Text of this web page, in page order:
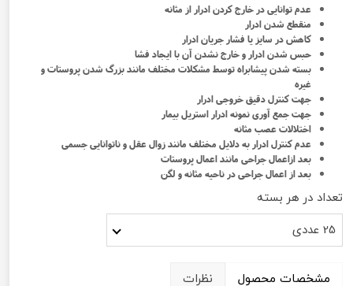
عدم توانایی در خارج کردن ادرار از مثانه
منقطع شدن ادرار
کاهش در سایز یا فشار جریان ادرار
حبس شدن ادرار و خارج نشدن آن با ایجاد فشا
بسته شدن پیشابراه توسط مشکلات مختلف مانند بزرگ شدن پروستات و
غیره
جهت کنترل دقیق خروجی ادرار
جهت جمع آوری نمونه ادرار استریل بیمار
اختلالات عصب مثانه
عدم کنترل ادرار به دلایل مختلف مانند زوال عقل و ناتوانایی جسمی
بعد ازاعمال جراحی مانند اعمال پروستات
بعد از اعمال جراحی در ناحیه مثانه و لگن
تعداد در هر بسته
25 عددی
مشخصات محصول نظرات